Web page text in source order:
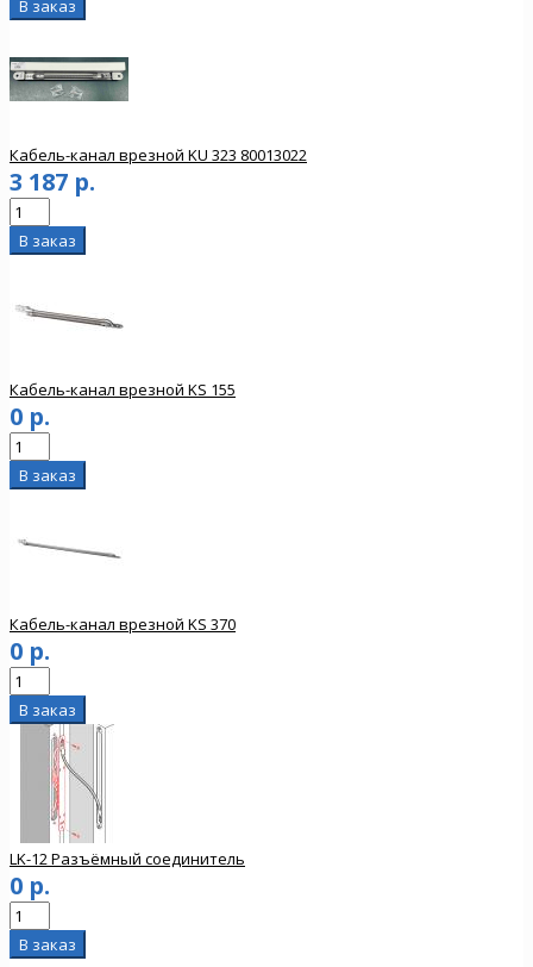
Кабель-канал врезной KU 323 80013022
3 187 р.
Кабель-канал врезной KS 155
0 р.
Кабель-канал врезной KS 370
0 р.
LK-12 Разъёмный соединитель
0 р.